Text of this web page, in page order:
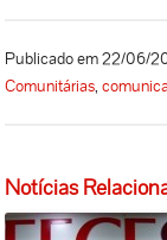
Publicado em 22/06/
Comunitárias,
Notícias